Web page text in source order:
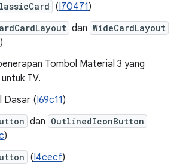
(I70471)
dan WideCardLayout
)
Tombol Material 3 yang
TV.
Dasar (I69c11)
dan OutlinedIconButton
)
(I4cecf)